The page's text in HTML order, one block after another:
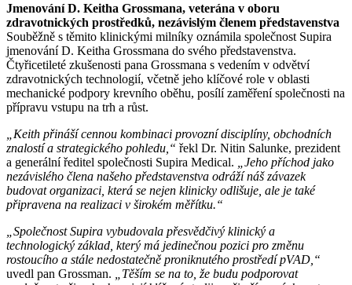
Jmenování D. Keitha Grossmana, veterána v oboru
zdravotnických prostředků, nezávislým členem představenstva
Souběžně s těmito klinickými milníky oznámila společnost Supira
jmenování D. Keitha Grossmana do svého představenstva.
Čtyřicetileté zkušenosti pana Grossmana s vedením v odvětví
zdravotnických technologií, včetně jeho klíčové role v oblasti
mechanické podpory krevního oběhu, posílí zaměření společnosti na
přípravu vstupu na trh a růst.
„Keith přináší cennou kombinaci provozní disciplíny, obchodních
znalostí a strategického pohledu,“ řekl Dr. Nitin Salunke, prezident
a generální ředitel společnosti Supira Medical.
„Jeho příchod jako
nezávislého člena našeho představenstva odráží náš závazek
budovat organizaci, která se nejen klinicky odlišuje, ale je také
připravena na realizaci v širokém měřítku.“
„Společnost Supira vybudovala přesvědčivý klinický a
technologický základ, který má jedinečnou pozici pro změnu
rostoucího a stále nedostatečně proniknutého prostředí pVAD,“
uvedl pan Grossman. „Těším se na to, že budu podporovat